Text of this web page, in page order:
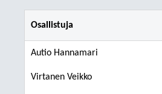
Osallistuja
Autio Hannamari
Virtanen Veikko